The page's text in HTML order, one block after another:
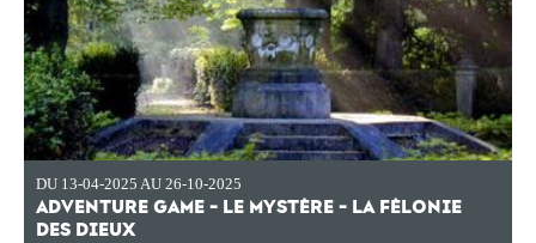
DU 13-04-2025 AU 26-10-2025
ADVENTURE GAME - LE MYSTÈRE - LA FÉLONIE
DES DIEUX